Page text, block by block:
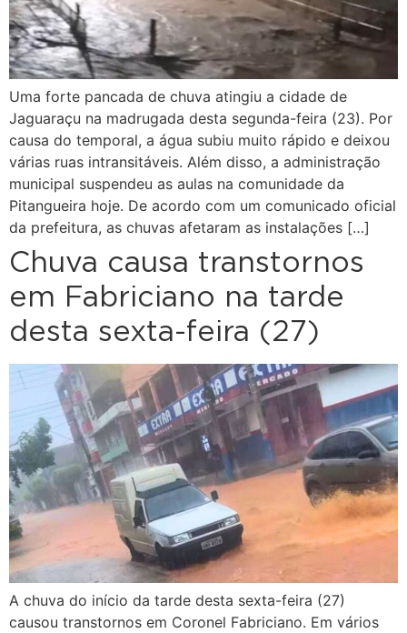
Uma forte pancada de chuva atingiu a cidade de
Jaguaraçu na madrugada desta segunda-feira (23). Por
causa do temporal, a água subiu muito rápido e deixou
várias ruas intransitáveis. Além disso, a administração
municipal suspendeu as aulas na comunidade da
Pitangueira hoje. De acordo com um comunicado oficial
da prefeitura, as chuvas afetaram as instalações […]
Chuva causa transtornos
em Fabriciano na tarde
desta sexta-feira (27)
A chuva do início da tarde desta sexta-feira (27)
causou transtornos em Coronel Fabriciano. Em vários